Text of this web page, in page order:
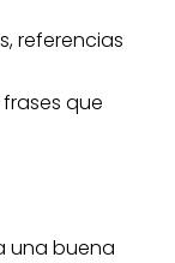
referencias
que
una buena